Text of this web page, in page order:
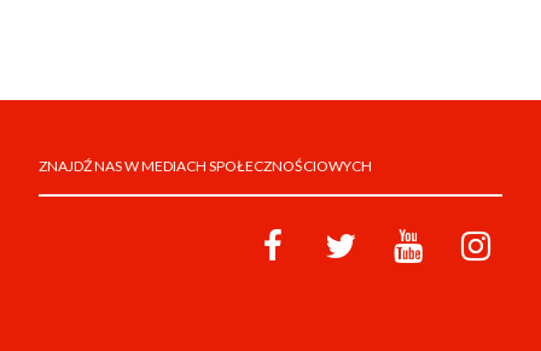
ZNAJDŹ NAS W MEDIACH SPOŁECZNOŚCIOWYCH